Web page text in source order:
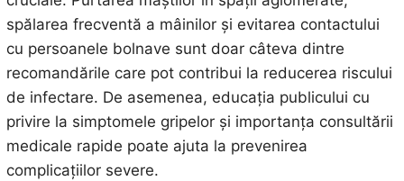
spălarea frecventă a mâinilor și evitarea contactului
cu persoanele bolnave sunt doar câteva dintre
recomandările care pot contribui la reducerea riscului
de infectare. De asemenea, educația publicului cu
privire la simptomele gripelor și importanța consultării
medicale rapide poate ajuta la prevenirea
complicațiilor severe.